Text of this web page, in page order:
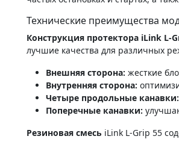
Технические преимущества
Конструкция протектора iLink L-
лучшие качества для различных
Внешняя сторона: жесткие
Внутренняя сторона:
Четыре продольные канавки:
Поперечные канавки:
Резиновая смесь iLink L-Grip 55